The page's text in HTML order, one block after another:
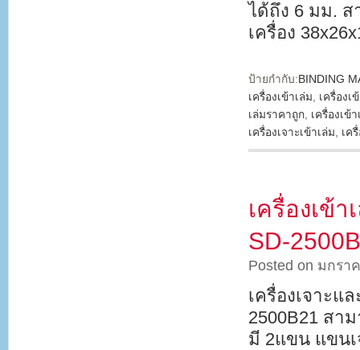
ได้ถึง 6 มม. ส
เครื่อง
ป้ายกำกับ: BINDING
เครื่องเข้าเล่ม, เครื่องเ
เล่มราคาถูก, เครื่องเข้
เครื่องเจาะเข้าเล่ม, เค
เครื่องเข้
SD-
Posted on มกรา
เครื่องเจาะแ
2500B21 สา
มี 2แขน แขน